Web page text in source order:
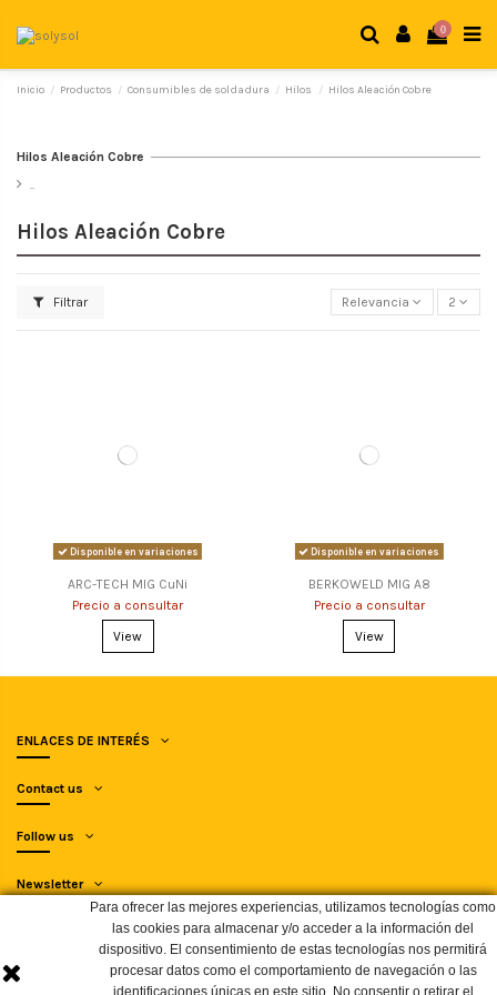
0
Inicio Productos Consumibles de soldadura Hilos Hilos Aleación Cobre
Hilos Aleación Cobre
Filtrar Relevancia 2
Disponible en variaciones
ARC-TECH MIG CuNi
Precio a consultar
View
Disponible en variaciones
BERKOWELD MIG A8
Precio a consultar
View
Hilos Aleación Cobre
..
ENLACES DE INTERÉS
Contact us
Para ofrecer las mejores experiencias, utilizamos tecnologías como
las cookies para almacenar y/o acceder a la información del
dispositivo. El consentimiento de estas tecnologías nos permitirá
procesar datos como el comportamiento de navegación o las
identificaciones únicas en este sitio. No consentir o retirar el
Follow us
Newsletter